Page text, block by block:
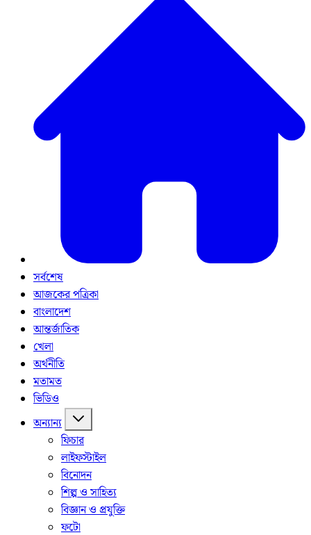
সর্বশেষ
আজকের পত্রিকা
বাংলাদেশ
আন্তর্জাতিক
খেলা
অর্থনীতি
মতামত
ভিডিও
অন্যান্য
ফিচার
লাইফস্টাইল
বিনোদন
শিল্প ও সাহিত্য
বিজ্ঞান ও প্রযুক্তি
ফটো